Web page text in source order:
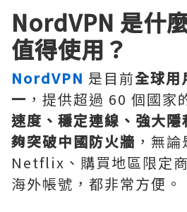
NordVPN 是什
值得使用？
NordVPN 是目前全球用
一 ，提供超過 60 個國家
速度、穩定連線、強大隱
夠突破中國防火牆 ，無
Netflix、購買地區限定
海外帳號，都非常方便。